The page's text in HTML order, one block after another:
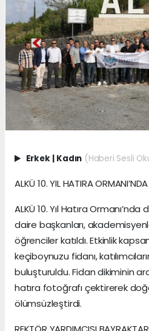
Erkek | Kadın (Haberi Sesli
ALKÜ 10. YIL HATIRA
ALKÜ 10. Yıl Hatıra
daire başkanları,
öğrenciler katıldı. Etkinlik
keçiboynuzu fidanı,
buluşturuldu. Fidan dikiminin
hatıra fotoğrafı çektirerek
ölümsüzleştirdi.